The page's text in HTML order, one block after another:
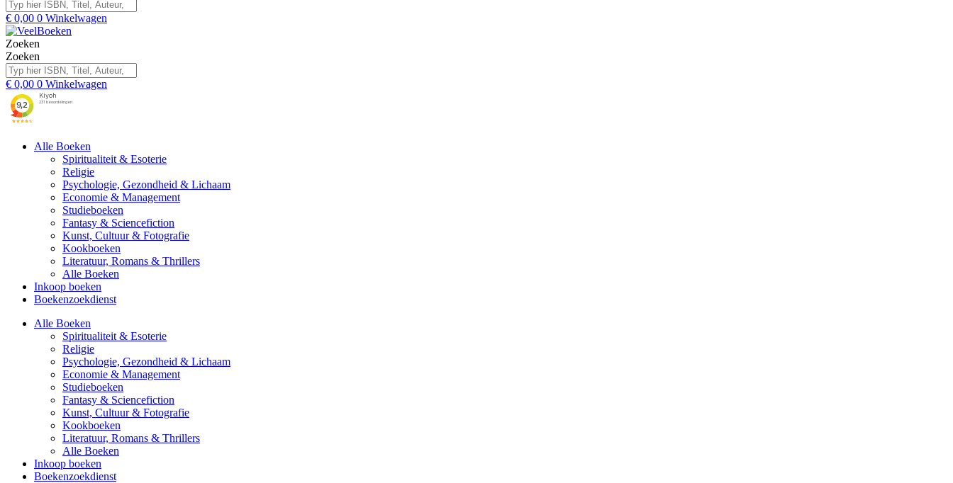
€ 0,00 0 Winkelwagen
Zoeken
Zoeken
€ 0,00 0 Winkelwagen
Alle Boeken
Spiritualiteit & Esoterie
Religie
Psychologie, Gezondheid & Lichaam
Economie & Management
Studieboeken
Fantasy & Sciencefiction
Kunst, Cultuur & Fotografie
Kookboeken
Literatuur, Romans & Thrillers
Alle Boeken
Inkoop boeken
Boekenzoekdienst
Alle Boeken
Spiritualiteit & Esoterie
Religie
Psychologie, Gezondheid & Lichaam
Economie & Management
Studieboeken
Fantasy & Sciencefiction
Kunst, Cultuur & Fotografie
Kookboeken
Literatuur, Romans & Thrillers
Alle Boeken
Inkoop boeken
Boekenzoekdienst